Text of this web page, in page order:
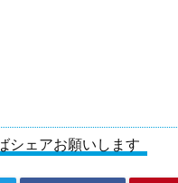
シェアお願いします